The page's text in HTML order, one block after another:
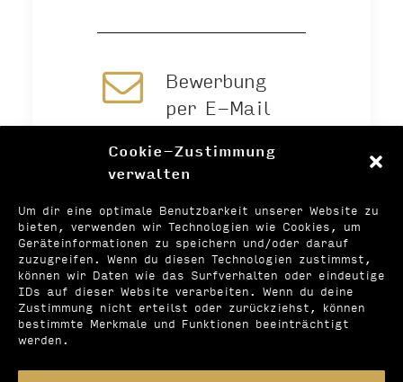
Cookie-Zustimmung
verwalten
Um dir eine optimale Benutzbarkeit unserer Website zu
bieten, verwenden wir Technologien wie Cookies, um
Geräteinformationen zu speichern und/oder darauf
zuzugreifen. Wenn du diesen Technologien zustimmst,
können wir Daten wie das Surfverhalten oder eindeutige
IDs auf dieser Website verarbeiten. Wenn du deine
Zustimmung nicht erteilst oder zurückziehst, können
bestimmte Merkmale und Funktionen beeinträchtigt
werden.
Bewerbung
per E-Mail
Online
bewerben